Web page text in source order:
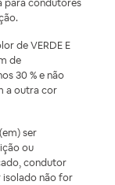
para condutores
de VERDE E
de
30 % e não
a outra cor
ser
ou
condutor
isolado não for